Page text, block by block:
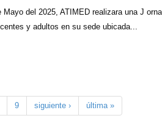
Mayo del 2025, ATIMED realizara una J
y adultos en su sede ubicada...
9 siguiente › última »